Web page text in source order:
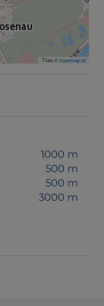
Tiles ©basemap.at
1000 m
500 m
500 m
3000 m